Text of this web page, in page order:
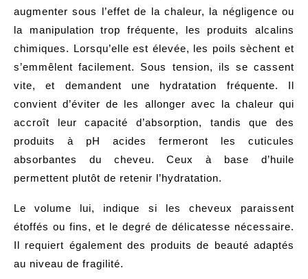
augmenter sous l’effet de la chaleur, la négligence ou
la manipulation trop fréquente, les produits alcalins
chimiques. Lorsqu’elle est élevée, les poils sèchent et
s’emmêlent facilement. Sous tension, ils se cassent
vite, et demandent une hydratation fréquente. Il
convient d’éviter de les allonger avec la chaleur qui
accroît leur capacité d’absorption, tandis que des
produits à pH acides fermeront les cuticules
absorbantes du cheveu. Ceux à base d’huile
permettent plutôt de retenir l’hydratation.
Le volume lui, indique si les cheveux paraissent
étoffés ou fins, et le degré de délicatesse nécessaire.
Il requiert également des produits de beauté adaptés
au niveau de fragilité.